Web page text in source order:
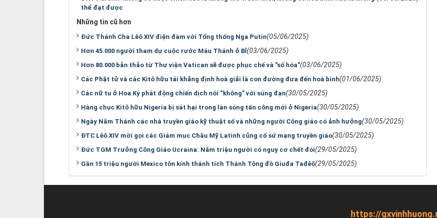
thể đạt được
Những tin cũ hơn
Đức Thánh Cha Lêô XIV điện đàm với Tổng thống Nga Putin(05/06/2025)
Hơn 45.000 người tham dự cuộc rước Máu Thánh ở Bỉ(03/06/2025)
Hơn 80.000 bản thảo từ Thư viện Vatican sẽ được phục chế và "số hóa"(03/06/2025)
Các Phật tử và các Kitô hữu tái khẳng định hoà giải là con đường đưa đến hoà bình(01/06/2025)
Các nữ tu ở Hoa Kỳ phát động chiến dịch nói “không” với súng đạn(30/05/2025)
Hàng chục Kitô hữu Nigeria bị sát hại trong làn sóng tấn công mới ở Nigeria(30/05/2025)
Ngày Năm Thánh các nhà truyền giáo kỹ thuật số và những người Công giáo có ảnh hưởng(30/05/2025)
ĐTC Lêô XIV mời gọi các Giám mục Châu Mỹ Latinh củng cố sứ mạng truyền giáo(30/05/2025)
Đức TGM Trưởng Công Giáo Ucraina: Năm triệu người có nguy cơ chết đói(29/05/2025)
Gần 15 triệu người Mexico tôn kính thánh tích Thánh Tông đồ Giuđa Tađêô(29/05/2025)
https://